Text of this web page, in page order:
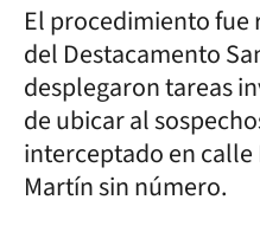
El procedimiento fue
del Destacamento
desplegaron tareas
de ubicar al
interceptado en calle
Martín sin número.